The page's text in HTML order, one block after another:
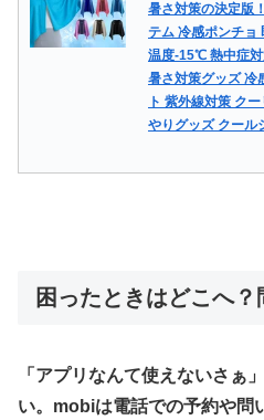
暑さ対策の決定版
テム 冷感ポンチョ
温度-15℃ 熱中症
暑さ対策グッズ 冷
ト 紫外線対策 ク
やりグッズ クール
困ったときはどこへ
「アプリなんて使えないさぁ
い。mobiは電話での予約や問